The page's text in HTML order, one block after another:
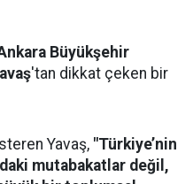
Büyükşehir
'tan dikkat çeken bir
Yavaş, "Türkiye’nin
mutabakatlar değil,